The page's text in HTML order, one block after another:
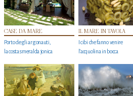
CASE DA MARE
Porto degli argonauti,
la costa smeralda jonica
IL MARE IN TAVOLA
I cibi che fanno venire
l’acquolina in bocca